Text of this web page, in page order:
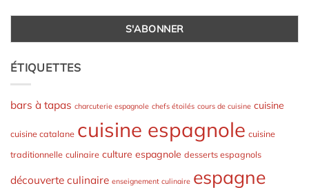
ÉTIQUETTES
bars à tapas charcuterie espagnole chefs étoilés cours de cuisine cuisine
cuisine catalane cuisine espagnole cuisine
traditionnelle culinaire culture espagnole desserts espagnols
découverte culinaire enseignement culinaire espagne